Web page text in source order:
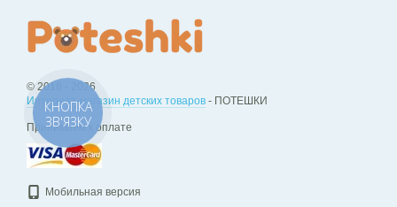
© 2018 - 2026
Интернет-магазин детских товаров - ПОТЕШКИ
Принимаем к оплате
Мобильная версия
КНОПКА
ЗВ'ЯЗКУ